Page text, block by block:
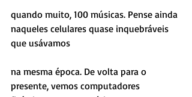
quando muito, 100 músicas. Pense ainda
naqueles celulares quase inquebráveis
que usávamos
na mesma época. De volta para o
presente, vemos computadores